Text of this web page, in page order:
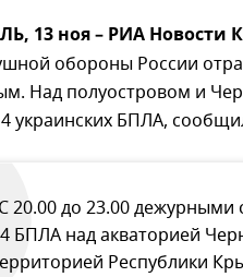
13 ноя – РИА Новости
обороны России
Над полуостровом и
украинских БПЛА,
20.00 до 23.00
БПЛА над акваторией
Республики